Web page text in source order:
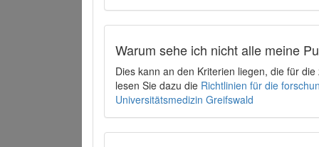
Warum sehe ich nicht alle meine
Dies kann an den Kriterien liegen, die für
lesen Sie dazu die Richtlinien für die
Universitätsmedizin Greifswald